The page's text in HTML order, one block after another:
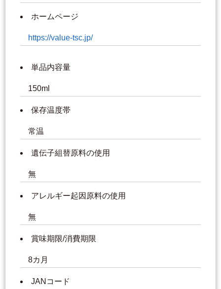
ホームページ
https://value-tsc.jp/
単品内容量
150ml
保存温度帯
常温
遺伝子組替原料の使用
無
アレルギー起因原料の使用
無
賞味期限/消費期限
8カ月
JANコード